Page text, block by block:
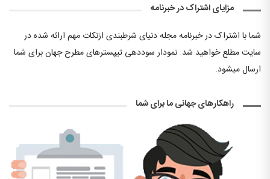
مزایای اشتراک در خبرنامه
شما با اشتراک در خبرنامه مجله دنیای شرطبندی ازنکات مهم ارائه شده در
سایت مطلع خواهید شد. نمودار سوددهی تیپسترهای مطرح جهان برای شما
ارسال میشود.
راهکارهای جهانی ما برای شما